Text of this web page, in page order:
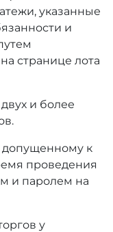
указанные
и
странице лота
и более
допущенному к
проведения
и паролем на
у